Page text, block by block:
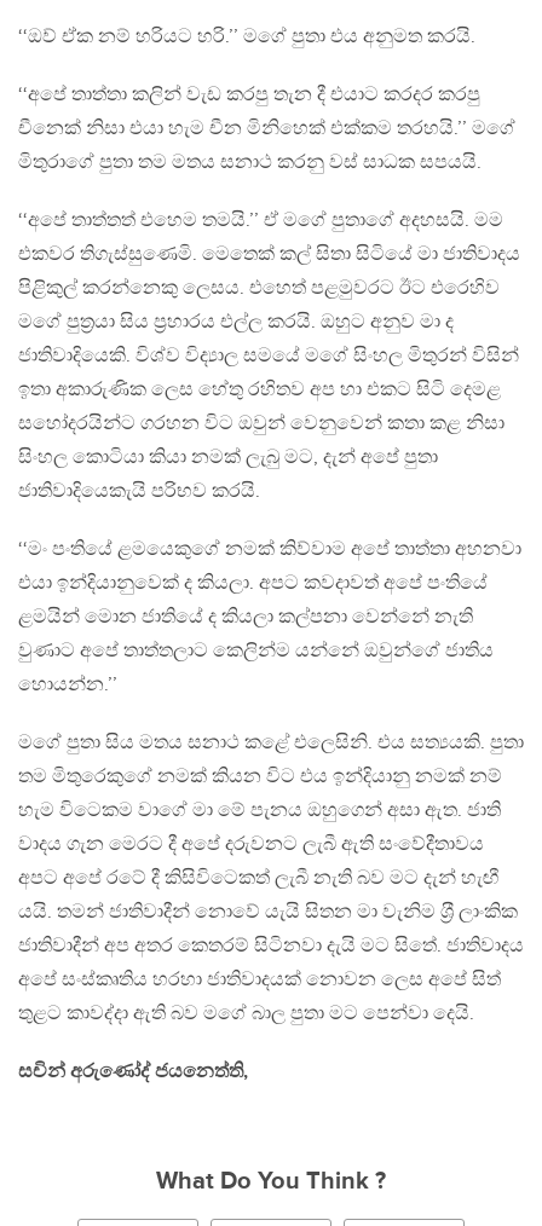
‘‘ඔව් ඒක නම් හරියට හරි.’’ මගේ පුතා එය අනුමත කරයි.
‘‘අපේ තාත්තා කලින් වැඩ කරපු තැන දී එයාට කරදර කරපු
චීනෙක් නිසා එයා හැම චීන මිනිහෙක් එක්කම තරහයි.’’ මගේ
මිතුරාගේ පුතා තම මතය සනාථ කරනු වස් සාධක සපයයි.
‘‘අපේ තාත්තත් එහෙම තමයි.’’ ඒ මගේ පුතාගේ අදහසයි. මම
එකවර තිගැස්සුණෙමි. මෙතෙක් කල් සිතා සිටියේ මා ජාතිවාදය
පිළිකුල් කරන්නෙකු ලෙසය. එහෙත් පළමුවරට ඊට එරෙහිව
මගේ පුත‍්‍රයා සිය ප‍්‍රහාරය එල්ල කරයි. ඔහුට අනුව මා ද
ජාතිවාදියෙකි. විශ්ව විද්‍යාල සමයේ මගේ සිංහල මිතුරන් විසින්
ඉතා අකාරුණික ලෙස හේතු රහිතව අප හා එකට සිටි දෙමළ
සහෝදරයින්ට ගරහන විට ඔවුන් වෙනුවෙන් කතා කළ නිසා
සිංහල කොටියා කියා නමක් ලැබු මට, දැන් අපේ පුතා
ජාතිවාදියෙකැයි පරිභව කරයි.
‘‘මං පංතියේ ළමයෙකුගේ නමක් කිව්වාම අපේ තාත්තා අහනවා
එයා ඉන්දියානුවෙක් ද කියලා. අපට කවදාවත් අපේ පංතියේ
ළමයින් මොන ජාතියේ ද කියලා කල්පනා වෙන්නේ නැති
වුණාට අපේ තාත්තලාට කෙලින්ම යන්නේ ඔවුන්ගේ ජාතිය
හොයන්න.’’
මගේ පුතා සිය මතය සනාථ කළේ එලෙසිනි. එය සත්‍යයකි. පුතා
තම මිතුරෙකුගේ නමක් කියන විට එය ඉන්දියානු නමක් නම්
හැම විටෙකම වාගේ මා මේ පැනය ඔහුගෙන් අසා ඇත. ජාති
වාදය ගැන මෙරට දී අපේ දරුවනට ලැබී ඇති සංවේදීතාවය
අපට අපේ රටේ දී කිසිවිටෙකත් ලැබී නැති බව මට දැන් හැඟී
යයි. තමන් ජාතිවාදීන් නොවේ යැයි සිතන මා වැනිම ශ‍්‍රී ලාංකික
ජාතිවාදීන් අප අතර කෙතරම් සිටිනවා දැයි මට සිතේ. ජාතිවාදය
අපේ සංස්කෘතිය හරහා ජාතිවාදයක් නොවන ලෙස අපේ සිත්
තුළට කාවද්දා ඇති බව මගේ බාල පුතා මට පෙන්වා දෙයි.
සචින් අරුණෝද් ජයනෙත්ති,
What Do You Think ?